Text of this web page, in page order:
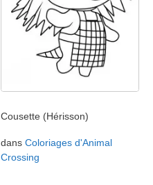
Cousette (Hérisson)
dans Coloriages d'Animal
Crossing